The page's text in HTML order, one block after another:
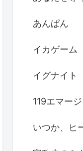
あんぱん
イカゲーム
イグナイト
119エマー
いつか、ヒ